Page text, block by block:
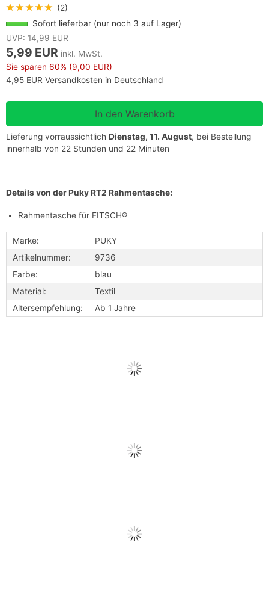
★★★★★ (2)
Sofort lieferbar (nur noch 3 auf Lager)
UVP: 14,99 EUR
5,99 EUR inkl. MwSt.
Sie sparen 60% (9,00 EUR)
4,95 EUR Versandkosten in Deutschland
Lieferung vorraussichtlich Dienstag, 11. August, bei Bestellung
innerhalb von 22 Stunden und 22 Minuten
Details von der Puky RT2 Rahmentasche:
Rahmentasche für FITSCH®
Marke:
PUKY
Artikelnummer:
9736
Farbe:
blau
Material:
Textil
Altersempfehlung:
Ab 1 Jahre